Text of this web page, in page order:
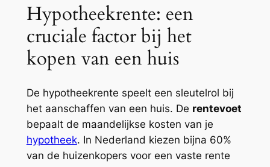
Hypotheekrente: een
cruciale factor bij het
kopen van een huis
De hypotheekrente speelt een sleutelrol bij
het aanschaffen van een huis. De rentevoet
bepaalt de maandelijkse kosten van je
hypotheek. In Nederland kiezen bijna 60%
van de huizenkopers voor een vaste rente